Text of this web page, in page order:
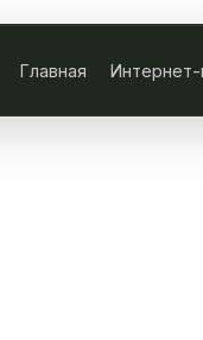
Главная Интернет-